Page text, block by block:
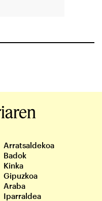
Arratsaldekoa
Badok
Kinka
Gipuzkoa
Araba
Iparraldea